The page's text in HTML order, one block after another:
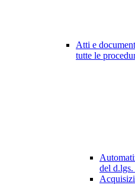
Atti e
tutte le
del